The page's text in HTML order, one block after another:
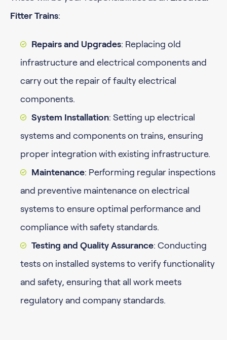
Fitter Trains:
Repairs and Upgrades: Replacing old
infrastructure and electrical components and
carry out the repair of faulty electrical
components.
System Installation: Setting up electrical
systems and components on trains, ensuring
proper integration with existing infrastructure.
Maintenance: Performing regular inspections
and preventive maintenance on electrical
systems to ensure optimal performance and
compliance with safety standards.
Testing and Quality Assurance: Conducting
tests on installed systems to verify functionality
and safety, ensuring that all work meets
regulatory and company standards.